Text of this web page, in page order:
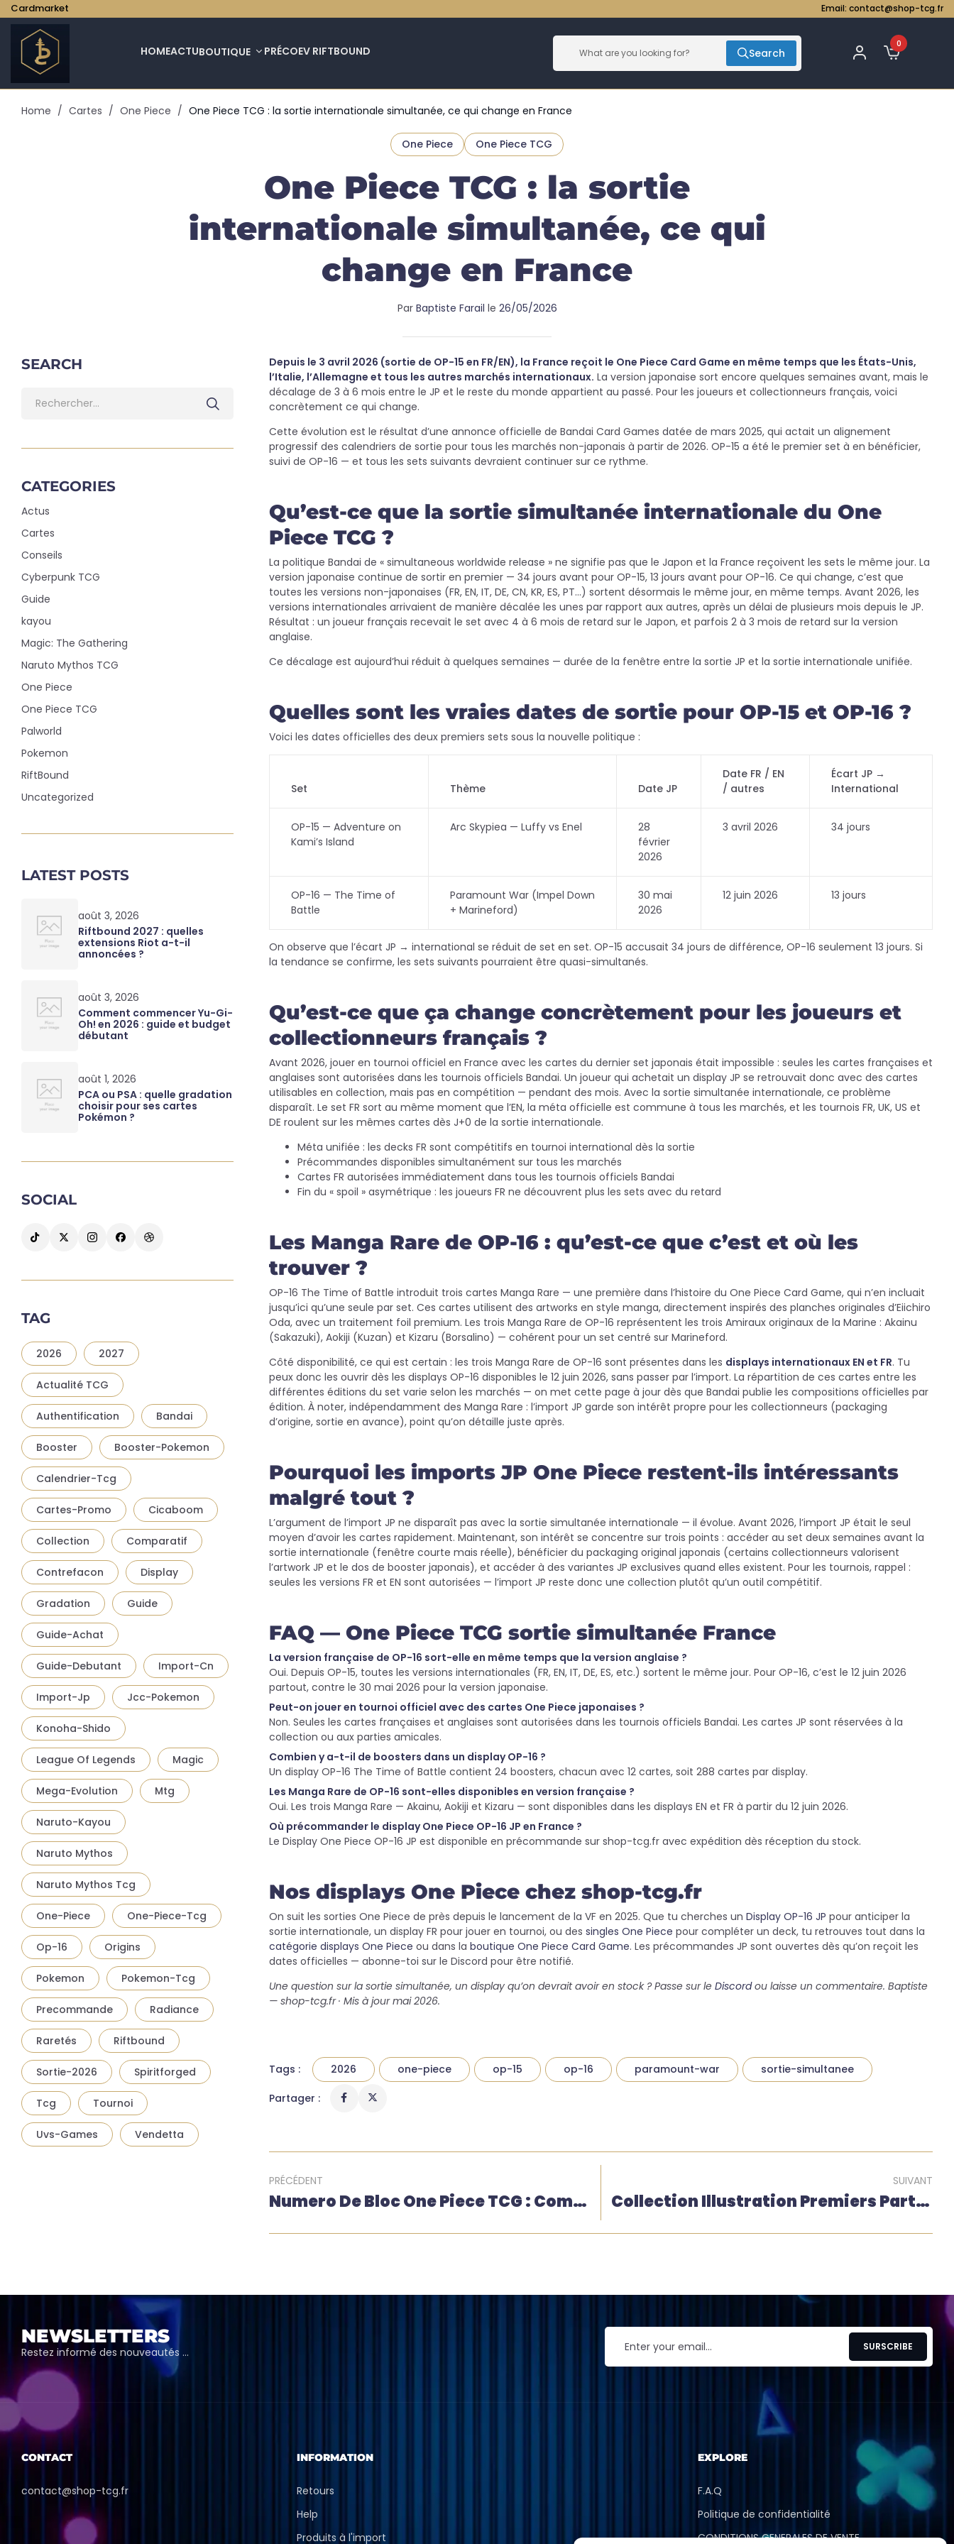
Cardmarket Email: contact@shop-tcg.fr
HOMEACTUBOUTIQUE PRÉCOEV RIFTBOUND Search
0
Home / Cartes / One Piece / One Piece TCG : la sortie internationale simultanée, ce qui change en France
One Piece One Piece TCG
One Piece TCG : la sortie
internationale simultanée, ce qui
change en France
Par Baptiste Farail le 26/05/2026
SEARCH
CATEGORIES
Actus
Cartes
Conseils
Cyberpunk TCG
Guide
kayou
Magic: The Gathering
Naruto Mythos TCG
One Piece
One Piece TCG
Palworld
Pokemon
RiftBound
Uncategorized
LATEST POSTS
août 3, 2026
Riftbound 2027 : quelles
extensions Riot a-t-il
annoncées ?
août 3, 2026
Comment commencer Yu-Gi-
Oh! en 2026 : guide et budget
débutant
août 1, 2026
PCA ou PSA : quelle gradation
choisir pour ses cartes
Pokémon ?
SOCIAL
TAG
2026 2027
Actualité TCG
Authentification Bandai
Booster Booster-Pokemon
Calendrier-Tcg
Cartes-Promo Cicaboom
Collection Comparatif
Contrefacon Display
Gradation Guide
Guide-Achat
Guide-Debutant Import-Cn
Import-Jp Jcc-Pokemon
Konoha-Shido
League Of Legends Magic
Mega-Evolution Mtg
Naruto-Kayou
Naruto Mythos
Naruto Mythos Tcg
One-Piece One-Piece-Tcg
Op-16 Origins
Pokemon Pokemon-Tcg
Precommande Radiance
Raretés Riftbound
Sortie-2026 Spiritforged
Tcg Tournoi
Uvs-Games Vendetta
Depuis le 3 avril 2026 (sortie de OP-15 en FR/EN), la France reçoit le One Piece Card Game en même temps que les États-Unis,
l’Italie, l’Allemagne et tous les autres marchés internationaux. La version japonaise sort encore quelques semaines avant, mais le
décalage de 3 à 6 mois entre le JP et le reste du monde appartient au passé. Pour les joueurs et collectionneurs français, voici
concrètement ce qui change.
Cette évolution est le résultat d’une annonce officielle de Bandai Card Games datée de mars 2025, qui actait un alignement
progressif des calendriers de sortie pour tous les marchés non-japonais à partir de 2026. OP-15 a été le premier set à en bénéficier,
suivi de OP-16 — et tous les sets suivants devraient continuer sur ce rythme.
Qu’est-ce que la sortie simultanée internationale du One
Piece TCG ?
La politique Bandai de « simultaneous worldwide release » ne signifie pas que le Japon et la France reçoivent les sets le même jour. La
version japonaise continue de sortir en premier — 34 jours avant pour OP-15, 13 jours avant pour OP-16. Ce qui change, c’est que
toutes les versions non-japonaises (FR, EN, IT, DE, CN, KR, ES, PT…) sortent désormais le même jour, en même temps. Avant 2026, les
versions internationales arrivaient de manière décalée les unes par rapport aux autres, après un délai de plusieurs mois depuis le JP.
Résultat : un joueur français recevait le set avec 4 à 6 mois de retard sur le Japon, et parfois 2 à 3 mois de retard sur la version
anglaise.
Ce décalage est aujourd’hui réduit à quelques semaines — durée de la fenêtre entre la sortie JP et la sortie internationale unifiée.
Quelles sont les vraies dates de sortie pour OP-15 et OP-16 ?
Voici les dates officielles des deux premiers sets sous la nouvelle politique :
Set Thème Date JP
Date FR / EN
/ autres
Écart JP →
International
OP-15 — Adventure on
Kami’s Island
Arc Skypiea — Luffy vs Enel
28
février
2026
3 avril 2026 34 jours
OP-16 — The Time of
Battle
Paramount War (Impel Down
+ Marineford)
30 mai
2026
12 juin 2026 13 jours
On observe que l’écart JP → international se réduit de set en set. OP-15 accusait 34 jours de différence, OP-16 seulement 13 jours. Si
la tendance se confirme, les sets suivants pourraient être quasi-simultanés.
Qu’est-ce que ça change concrètement pour les joueurs et
collectionneurs français ?
Avant 2026, jouer en tournoi officiel en France avec les cartes du dernier set japonais était impossible : seules les cartes françaises et
anglaises sont autorisées dans les tournois officiels Bandai. Un joueur qui achetait un display JP se retrouvait donc avec des cartes
utilisables en collection, mais pas en compétition — pendant des mois. Avec la sortie simultanée internationale, ce problème
disparaît. Le set FR sort au même moment que l’EN, la méta officielle est commune à tous les marchés, et les tournois FR, UK, US et
DE roulent sur les mêmes cartes dès J+0 de la sortie internationale.
Méta unifiée : les decks FR sont compétitifs en tournoi international dès la sortie
Précommandes disponibles simultanément sur tous les marchés
Cartes FR autorisées immédiatement dans tous les tournois officiels Bandai
Fin du « spoil » asymétrique : les joueurs FR ne découvrent plus les sets avec du retard
Les Manga Rare de OP-16 : qu’est-ce que c’est et où les
trouver ?
OP-16 The Time of Battle introduit trois cartes Manga Rare — une première dans l’histoire du One Piece Card Game, qui n’en incluait
jusqu’ici qu’une seule par set. Ces cartes utilisent des artworks en style manga, directement inspirés des planches originales d’Eiichiro
Oda, avec un traitement foil premium. Les trois Manga Rare de OP-16 représentent les trois Amiraux originaux de la Marine : Akainu
(Sakazuki), Aokiji (Kuzan) et Kizaru (Borsalino) — cohérent pour un set centré sur Marineford.
Côté disponibilité, ce qui est certain : les trois Manga Rare de OP-16 sont présentes dans les displays internationaux EN et FR. Tu
peux donc les ouvrir dès les displays OP-16 disponibles le 12 juin 2026, sans passer par l’import. La répartition de ces cartes entre les
différentes éditions du set varie selon les marchés — on met cette page à jour dès que Bandai publie les compositions officielles par
édition. À noter, indépendamment des Manga Rare : l’import JP garde son intérêt propre pour les collectionneurs (packaging
d’origine, sortie en avance), point qu’on détaille juste après.
Pourquoi les imports JP One Piece restent-ils intéressants
malgré tout ?
L’argument de l’import JP ne disparaît pas avec la sortie simultanée internationale — il évolue. Avant 2026, l’import JP était le seul
moyen d’avoir les cartes rapidement. Maintenant, son intérêt se concentre sur trois points : accéder au set deux semaines avant la
sortie internationale (fenêtre courte mais réelle), bénéficier du packaging original japonais (certains collectionneurs valorisent
l’artwork JP et le dos de booster japonais), et accéder à des variantes JP exclusives quand elles existent. Pour les tournois, rappel :
seules les versions FR et EN sont autorisées — l’import JP reste donc une collection plutôt qu’un outil compétitif.
FAQ — One Piece TCG sortie simultanée France
La version française de OP-16 sort-elle en même temps que la version anglaise ?
Oui. Depuis OP-15, toutes les versions internationales (FR, EN, IT, DE, ES, etc.) sortent le même jour. Pour OP-16, c’est le 12 juin 2026
partout, contre le 30 mai 2026 pour la version japonaise.
Peut-on jouer en tournoi officiel avec des cartes One Piece japonaises ?
Non. Seules les cartes françaises et anglaises sont autorisées dans les tournois officiels Bandai. Les cartes JP sont réservées à la
collection ou aux parties amicales.
Combien y a-t-il de boosters dans un display OP-16 ?
Un display OP-16 The Time of Battle contient 24 boosters, chacun avec 12 cartes, soit 288 cartes par display.
Les Manga Rare de OP-16 sont-elles disponibles en version française ?
Oui. Les trois Manga Rare — Akainu, Aokiji et Kizaru — sont disponibles dans les displays EN et FR à partir du 12 juin 2026.
Où précommander le display One Piece OP-16 JP en France ?
Le Display One Piece OP-16 JP est disponible en précommande sur shop-tcg.fr avec expédition dès réception du stock.
Nos displays One Piece chez shop-tcg.fr
On suit les sorties One Piece de près depuis le lancement de la VF en 2025. Que tu cherches un Display OP-16 JP pour anticiper la
sortie internationale, un display FR pour jouer en tournoi, ou des singles One Piece pour compléter un deck, tu retrouves tout dans la
catégorie displays One Piece ou dans la boutique One Piece Card Game. Les précommandes JP sont ouvertes dès qu’on reçoit les
dates officielles — abonne-toi sur le Discord pour être notifié.
Une question sur la sortie simultanée, un display qu’on devrait avoir en stock ? Passe sur le Discordou laisse un commentaire. Baptiste
— shop-tcg.fr · Mis à jour mai 2026.
Tags : 2026 one-piece op-15 op-16 paramount-war sortie-simultanee
Partager :
PRÉCÉDENT
Numero De Bloc One Piece TCG : Comment Fonctionne Le Format Standard ?
SUIVANT
Collection Illustration Premiers Partenaires Série 3 : Hoenn, Kalos Et Paldea Réunis
NEWSLETTERS
Restez informé des nouveautés …
CONTACT
contact@shop-tcg.fr
INFORMATION
Retours
Help
Produits à l'import
EXPLORE
F.A.Q
Politique de confidentialité
CONDITIONS GENERALES DE VENTE